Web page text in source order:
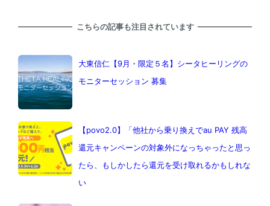
こちらの記事も注目されています
大東信仁【9月・限定５名】シータヒーリングの
モニターセッション 募集
【povo2.0】「他社から乗り換えでau PAY 残高
還元キャンペーンの対象外になっちゃったと思っ
たら、もしかしたら還元を受け取れるかもしれな
い